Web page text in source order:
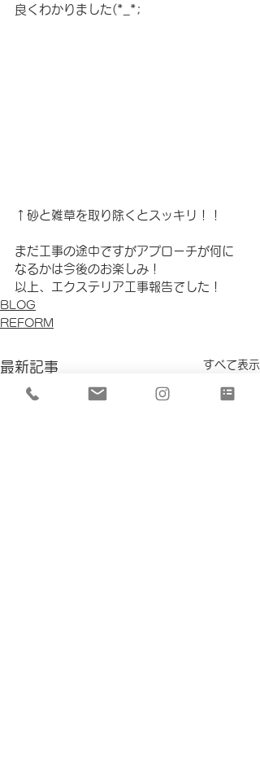
良くわかりました(*_*;
↑砂と雑草を取り除くとスッキリ！！
まだ工事の途中ですがアプローチが何に
なるかは今後のお楽しみ！
以上、エクステリア工事報告でした！
BLOG
REFORM
最新記事 すべて表示